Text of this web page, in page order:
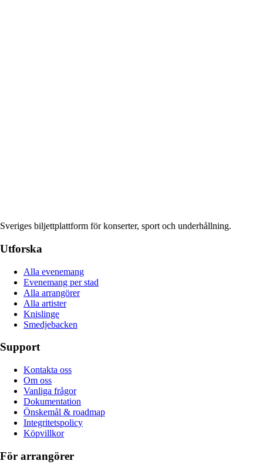
Sveriges biljettplattform för konserter, sport och underhållning.
Utforska
Alla evenemang
Evenemang per stad
Alla arrangörer
Alla artister
Knislinge
Smedjebacken
Support
Kontakta oss
Om oss
Vanliga frågor
Dokumentation
Önskemål & roadmap
Integritetspolicy
Köpvillkor
För arrangörer